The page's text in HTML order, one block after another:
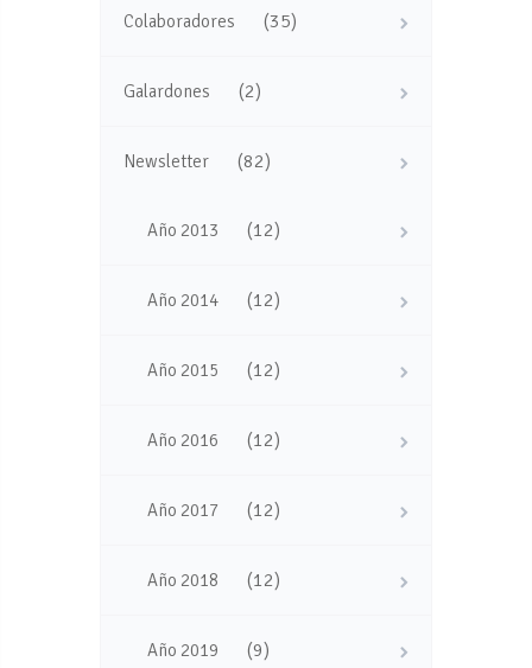
Colaboradores (35)
Galardones (2)
Newsletter (82)
Año 2013 (12)
Año 2014 (12)
Año 2015 (12)
Año 2016 (12)
Año 2017 (12)
Año 2018 (12)
Año 2019 (9)